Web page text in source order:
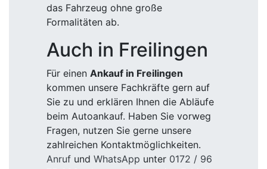
das Fahrzeug ohne große
Formalitäten ab.
Auch in Freilingen
Für einen Ankauf in Freilingen
kommen unsere Fachkräfte gern auf
Sie zu und erklären Ihnen die Abläufe
beim Autoankauf. Haben Sie vorweg
Fragen, nutzen Sie gerne unsere
zahlreichen Kontaktmöglichkeiten.
Anruf und WhatsApp unter 0172 / 96